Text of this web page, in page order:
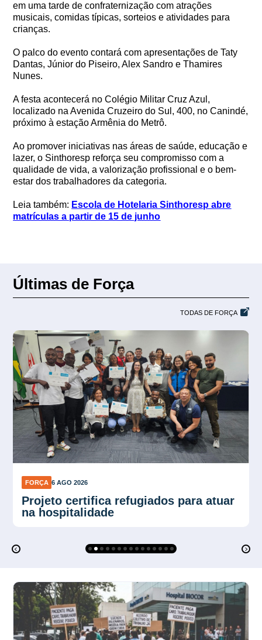
em uma tarde de confraternização com atrações
musicais, comidas típicas, sorteios e atividades para
crianças.
O palco do evento contará com apresentações de Taty
Dantas, Júnior do Piseiro, Alex Sandro e Thamires
Nunes.
A festa acontecerá no Colégio Militar Cruz Azul,
localizado na Avenida Cruzeiro do Sul, 400, no Canindé,
próximo à estação Armênia do Metrô.
Ao promover iniciativas nas áreas de saúde, educação e
lazer, o Sinthoresp reforça seu compromisso com a
qualidade de vida, a valorização profissional e o bem-
estar dos trabalhadores da categoria.
Leia também: Escola de Hotelaria Sinthoresp abre
matrículas a partir de 15 de junho
Últimas de Força
TODAS DE FORÇA
FORÇA 6 AGO 2026
Força Sindical SP organiza
mobilização para ato de 10 de agosto